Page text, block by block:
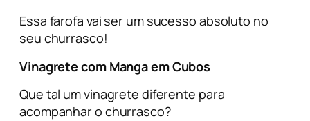
Essa farofa vai ser um sucesso absoluto no
seu churrasco!
Vinagrete com Manga em Cubos
Que tal um vinagrete diferente para
acompanhar o churrasco?